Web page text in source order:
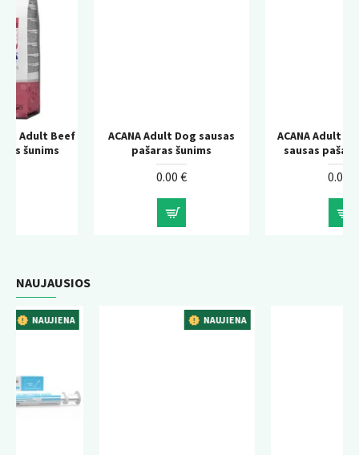
ACANA Adult Dog sausas
pašaras šunims
ACANA Adult Large Breed
sausas pašaras šunims
NAUJAUSIOS